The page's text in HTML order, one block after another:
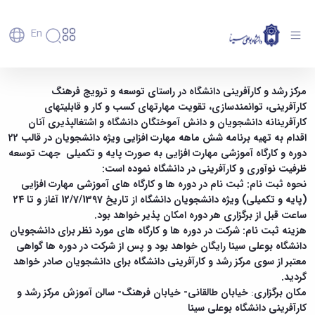
En
دانشگاه
تاریخچه
و
معرفی
برنامه
راهبردی
دانشگاه
نقشه
دانشگاه
ساختار
سازمانی
سازمان
دانشگاه
ریاست
معاونت
آموزش
پذیرش
کارشناسی
تحصیلات
تکمیلی
پسا
دکترا
استعدادهای
درخشان
دانشجویان
غیرایرانی
مهمانی
و
حمایت‌های
تحصیلی
پژوهش
فناوری و
کارآفرینی
دفتر
ارتباط
با
صنعت
پردیس
علم
و
فناوری
مراکز
تحقیقات
و فناوری
پژوهشکده
دانشکده‌ها
پردیس
اصلی
مهندسی
کشاورزی
شیمی
و
علوم
نفت
علوم
انسانی
هنر
و
معماری
رفاهی
رفاهی
پرسنل
اداره
رفاه
کارکنان
مهمانسرای
دانشگاه
رفاهی
دانشجویان
مدیریت
امور
دانشجویان
اعضای
هیأت
علمی
کارکنان
دانشجویان
فارغ
التحصیلان
فوق
برنامه
فعالیت‌های
دانشجویی
انجمن‌های
علمی
پایگاه
خبری
بسنا
پیشخوان
برگزاری دوره های آموزشی مهارت افزایی (پایه و
تکمیلی) ویژه دانشجویان دانشگاه بوعلی سینا در
حوزه کارآفرینی و مهارت های کسب و کار - دانشگاه
بوعلی سینا همدان
مرکز رشد و کارآفرینی دانشگاه در راستای توسعه و ترویج فرهنگ
کارآفرینی، توانمندسازی، تقویت مهارت­های کسب و کار و قابلیت­های
کارآفرینانه دانشجویان و دانش آموختگان دانشگاه و اشتغال­پذیری آنان
اقدام به تهیه برنامه شش ماهه مهارت افزایی ویژه دانشجویان در قالب 22
دوره و کارگاه آموزشی مهارت افزایی به صورت پایه و تکمیلی جهت توسعه
ظرفیت نوآوری و کارآفرینی در دانشگاه نموده است:
نحوه ثبت نام: ثبت نام در دوره ها و کارگاه های آموزشی مهارت افزایی
(پایه و تکمیلی) ویژه دانشجویان دانشگاه از تاریخ 12/7/1397 آغاز و تا 24
ساعت قبل از برگزاری هر دوره امکان پذیر خواهد بود.
هزینه ثبت نام: شرکت در دوره ها و کارگاه های مورد نظر برای دانشجویان
دانشگاه بوعلی سینا رایگان خواهد بود و پس از شرکت در دوره ها گواهی
معتبر از سوی مرکز رشد و کارآفرینی دانشگاه برای دانشجویان صادر خواهد
گردید.
مکان برگزاری: خیابان طالقانی- خیابان فرهنگ- سالن آموزش مرکز رشد و
کارآفرینی دانشگاه بوعلی سینا